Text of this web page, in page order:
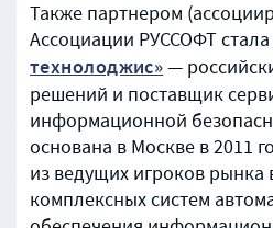
Также партнером
Ассоциации РУССОФТ
технолоджис»—
решений и поставщик
информационной
основана в Москве в 2011
из ведущих игроков рынка
комплексных систем